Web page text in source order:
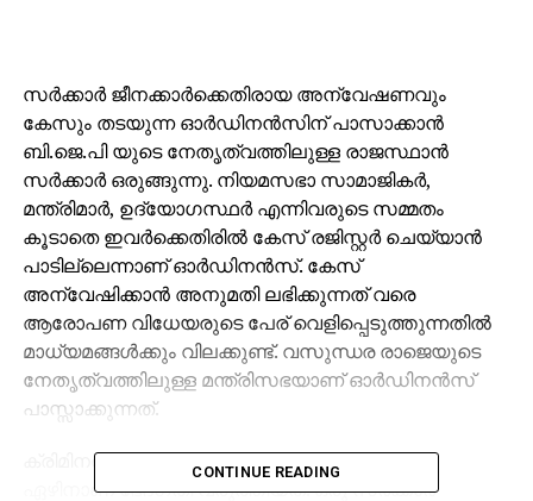
സര്‍ക്കാര്‍ ജീനക്കാര്‍ക്കെതിരായ അന്വേഷണവും
കേസും തടയുന്ന ഓര്‍ഡിനന്‍സിന് പാസാക്കാന്‍
ബി.ജെ.പി യുടെ നേതൃത്വത്തിലുള്ള രാജസ്ഥാന്‍
സര്‍ക്കാര്‍ ഒരുങ്ങുന്നു. നിയമസഭാ സാമാജികര്‍,
മന്ത്രിമാര്‍, ഉദ്യോഗസ്ഥര്‍ എന്നിവരുടെ സമ്മതം
കൂടാതെ ഇവര്‍ക്കെതിരില്‍ കേസ് രജിസ്റ്റര്‍ ചെയ്യാന്‍
പാടില്ലെന്നാണ് ഓര്‍ഡിനന്‍സ്. കേസ്
അന്വേഷിക്കാന്‍ അനുമതി ലഭിക്കുന്നത് വരെ
ആരോപണ വിധേയരുടെ പേര് വെളിപ്പെടുത്തുന്നതില്‍
മാധ്യമങ്ങള്‍ക്കും വിലക്കുണ്ട്. വസുന്ധര രാജെയുടെ
നേതൃത്വത്തിലുള്ള മന്ത്രിസഭയാണ് ഓര്‍ഡിനന്‍സ്
പാസ്സാക്കുന്നത്.
ക്രിമിനല്‍ പ്രൊസീജ്യര്‍ കോഡിന് നവംബര്‍
ഏഴിനാണ് ഭേദഗതി വരുത്തിയത്. ഒരു സര്‍ക്കാര്‍
CONTINUE READING